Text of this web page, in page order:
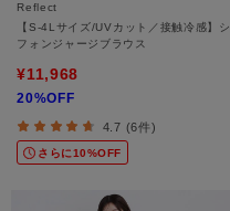
Reflect
【S-4Lサイズ/UVカット／接触冷感】シ
フォンジャージブラウス
¥11,968
20%OFF
4.7 (6件)
さらに10%OFF